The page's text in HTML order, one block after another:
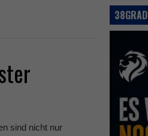
sind nicht nur
38GRAD